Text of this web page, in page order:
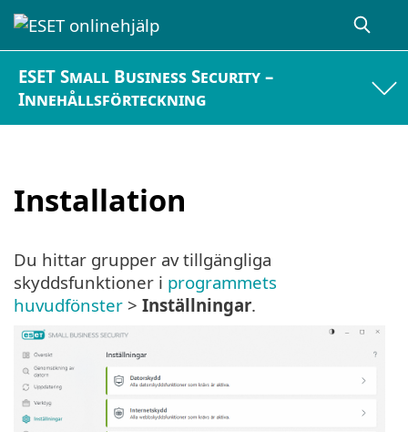
ESET Small Business Security –
Innehållsförteckning
Installation
Du hittar grupper av tillgängliga
skyddsfunktioner i programmets
huvudfönster > Inställningar.